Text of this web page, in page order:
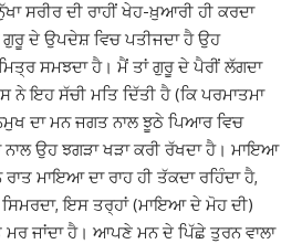
ਦੀ ਰਾਹੀਂ ਖੇਹ-ਖ਼ੁਆਰੀ ਹੀ ਕਰਦਾ
ਗੁਰੂ ਦੇ ਉਪਦੇਸ਼ ਵਿਚ ਪਤੀਜਦਾ ਹੈ ਉਹ
ਸਮਝਦਾ ਹੈ। ਮੈਂ ਤਾਂ ਗੁਰੂ ਦੇ ਪੈਰੀਂ ਲੱਗਦਾ
ਨੇ ਇਹ ਸੱਚੀ ਮਤਿ ਦਿੱਤੀ ਹੈ (ਕਿ ਪਰਮਾਤਮਾ
ਦਾ ਮਨ ਜਗਤ ਨਾਲ ਝੂਠੇ ਪਿਆਰ ਵਿਚ
ਉਹ ਝਗੜਾ ਖੜਾ ਕਰੀ ਰੱਖਦਾ ਹੈ। ਮਾਇਆ
ਮਾਇਆ ਦਾ ਰਾਹ ਹੀ ਤੱਕਦਾ ਰਹਿੰਦਾ ਹੈ,
ਸਿਮਰਦਾ, ਇਸ ਤਰ੍ਹਾਂ (ਮਾਇਆ ਦੇ ਮੋਹ ਦੀ)
ਜਾਂਦਾ ਹੈ। ਆਪਣੇ ਮਨ ਦੇ ਪਿੱਛੇ ਤੁਰਨ ਵਾਲਾ